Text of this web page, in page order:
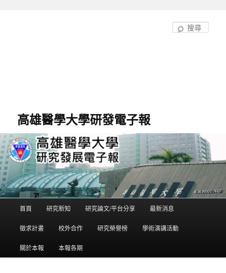
高雄醫學大學研發電子報
單
首頁 研究新知 研究論文/平台分享 最新消息
徵求計畫 校外合作 研究榮譽榜 學術演講活動
關於本報 本報各期